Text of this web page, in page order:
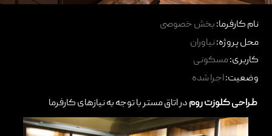
تماس با ما
نام کارفرما:بخش خصوصی
محل پروژه:نیاوران
کاربری:مسکونی
وضعیت:اجرا شده
طراحی کلوزت رومدر اتاق مستر با توجه به نیازهای کارفرما